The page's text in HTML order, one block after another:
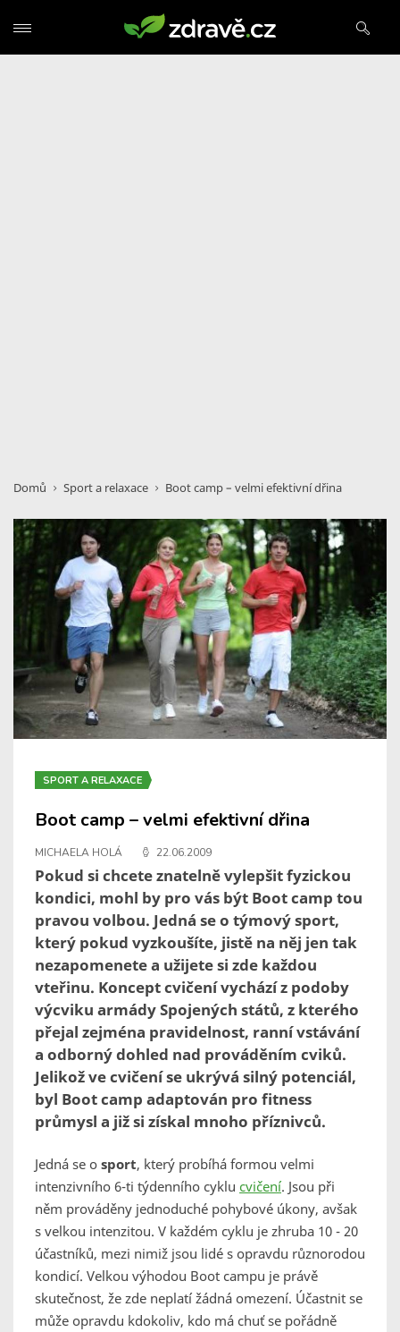
Domů Sport a relaxace Boot camp – velmi efektivní dřina
SPORT A RELAXACE
Boot camp – velmi efektivní dřina
MICHAELA HOLÁ 22.06.2009
Pokud si chcete znatelně vylepšit fyzickou
kondici, mohl by pro vás být Boot camp tou
pravou volbou. Jedná se o týmový sport,
který pokud vyzkoušíte, jistě na něj jen tak
nezapomenete a užijete si zde každou
vteřinu. Koncept cvičení vychází z podoby
výcviku armády Spojených států, z kterého
přejal zejména pravidelnost, ranní vstávání
a odborný dohled nad prováděním cviků.
Jelikož ve cvičení se ukrývá silný potenciál,
byl Boot camp adaptován pro fitness
průmysl a již si získal mnoho příznivců.
Jedná se o sport, který probíhá formou velmi
intenzivního 6-ti týdenního cyklu cvičení. Jsou při
něm prováděny jednoduché pohybové úkony, avšak
s velkou intenzitou. V každém cyklu je zhruba 10 - 20
účastníků, mezi nimiž jsou lidé s opravdu různorodou
kondicí. Velkou výhodou Boot campu je právě
skutečnost, že zde neplatí žádná omezení. Účastnit se
může opravdu kdokoliv, kdo má chuť se pořádně